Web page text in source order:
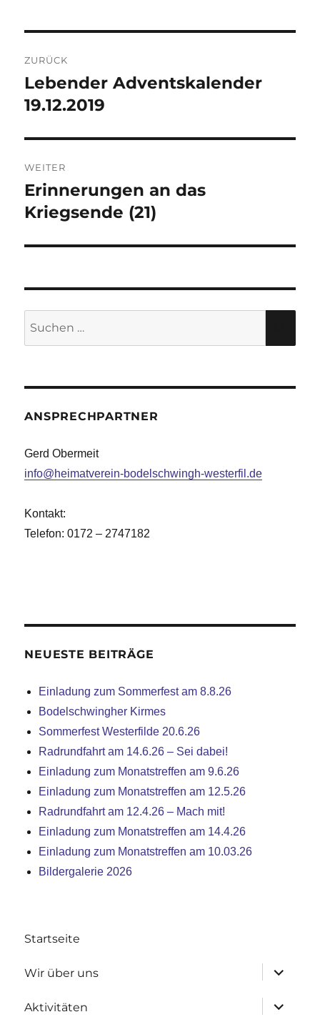
ZURÜCK
Vorheriger
Beitrag:
Lebender Adventskalender
19.12.2019
WEITER
Nächster
Beitrag:
Erinnerungen an das
Kriegsende (21)
ANSPRECHPARTNER
Gerd Obermeit
info@heimatverein-bodelschwingh-westerfil.de
Kontakt:
Telefon: 0172 – 2747182
NEUESTE BEITRÄGE
Einladung zum Sommerfest am 8.8.26
Bodelschwingher Kirmes
Sommerfest Westerfilde 20.6.26
Radrundfahrt am 14.6.26 – Sei dabei!
Einladung zum Monatstreffen am 9.6.26
Einladung zum Monatstreffen am 12.5.26
Radrundfahrt am 12.4.26 – Mach mit!
Einladung zum Monatstreffen am 14.4.26
Einladung zum Monatstreffen am 10.03.26
Bildergalerie 2026
Startseite
Wir über uns
Aktivitäten